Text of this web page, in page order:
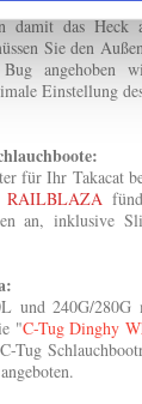
damit das Heck
Sie den
angehoben
Einstellung
für Ihr Takacat
RAILBLAZA
an, inklusive
und 240G/280G
"C-Tug Dinghy
Tug